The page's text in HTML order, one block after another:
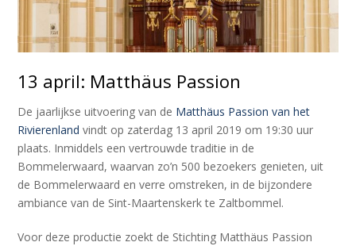
13 april: Matthäus Passion
De jaarlijkse uitvoering van de Matthäus Passion van het
Rivierenland vindt op zaterdag 13 april 2019 om 19:30 uur
plaats. Inmiddels een vertrouwde traditie in de
Bommelerwaard, waarvan zo’n 500 bezoekers genieten, uit
de Bommelerwaard en verre omstreken, in de bijzondere
ambiance van de Sint-Maartenskerk te Zaltbommel.
Voor deze productie zoekt de Stichting Matthäus Passion